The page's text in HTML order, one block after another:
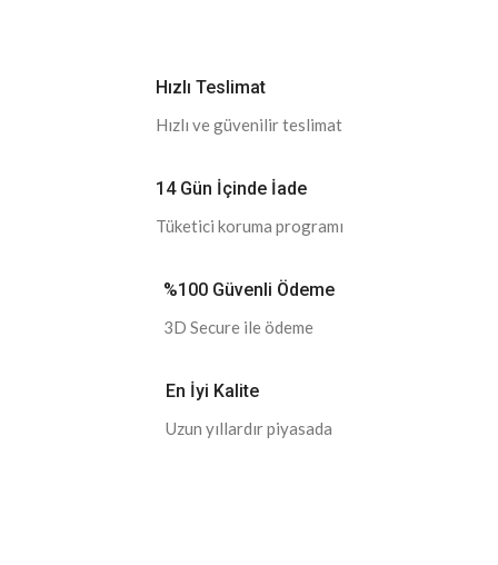
Hızlı Teslimat
Hızlı ve güvenilir teslimat
14 Gün İçinde İade
Tüketici koruma programı
%100 Güvenli Ödeme
3D Secure ile ödeme
En İyi Kalite
Uzun yıllardır piyasada